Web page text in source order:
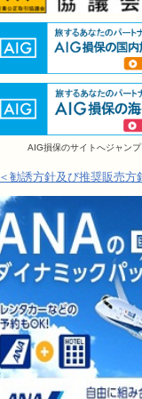
AIG損保のサイトへジャンプ
＜勧誘方針及び推奨販売方